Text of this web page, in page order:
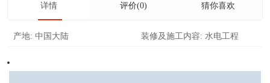
详情 评价(0) 猜你喜欢
产地: 中国大陆 装修及施工内容: 水电工程